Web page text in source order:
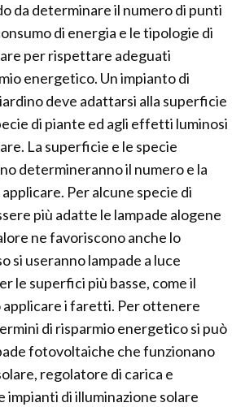
da determinare il numero di punti
di energia e le tipologie di
per rispettare adeguati
energetico. Un impianto di
deve adattarsi alla superficie
di piante ed agli effetti luminosi
La superficie e le specie
determineranno il numero e la
Per alcune specie di
più adatte le lampade alogene
ne favoriscono anche lo
si useranno lampade a luce
le superfici più basse, come il
applicare i faretti. Per ottenere
di risparmio energetico si può
fotovoltaiche che funzionano
regolatore di carica e
impianti di illuminazione solare